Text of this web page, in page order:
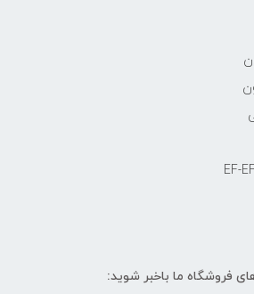
فروشگاه ما باخبر شوید: